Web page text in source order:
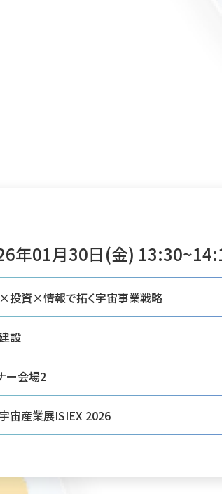
年01月30日(金)
投資×情報で拓く宇宙事業戦略
設
ー会場2
宙産業展ISIEX 2026